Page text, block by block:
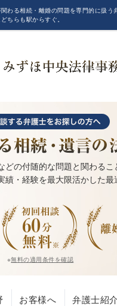
わる相続・離婚の問題を専門的に扱
ちらも駅からすぐ。
の付随的な問題と関わるこ
績・経験を最大限活かした
※無料の適用条件を確認
お客様へ 弁護士紹介